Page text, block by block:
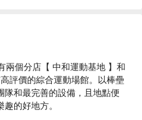
兩個分店【 中和運動基地 】和
評價的綜合運動場館。以棒壘
和最完善的設備，且地點便
的好地方。